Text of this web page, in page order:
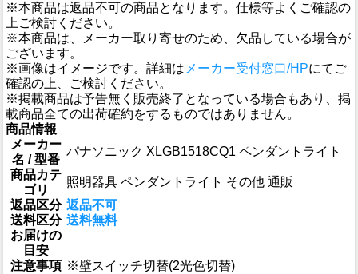
※本商品は返品不可の商品となります。仕様等よくご確認の
上ご検討ください。
※本商品は、メーカー取り寄せのため、欠品している場合が
ございます。
※画像はイメージです。詳細はメーカー受付窓口/HPにてご
確認の上、ご検討ください。
※掲載商品は予告無く販売終了となっている場合もあり、掲
載商品全ての出荷確約をするものではありません。
商品情報
メーカー
名 / 型番
パナソニック XLGB1518CQ1 ペンダントライト
商品カテ
ゴリ
照明器具 ペンダントライト その他 通販
返品区分 返品不可
送料区分 送料無料
お届けの
目安
注意事項 ※壁スイッチ切替(2光色切替)